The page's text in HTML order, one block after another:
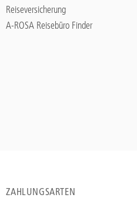
Reiseversicherung
A-ROSA Reisebüro Finder
ZAHLUNGSARTEN